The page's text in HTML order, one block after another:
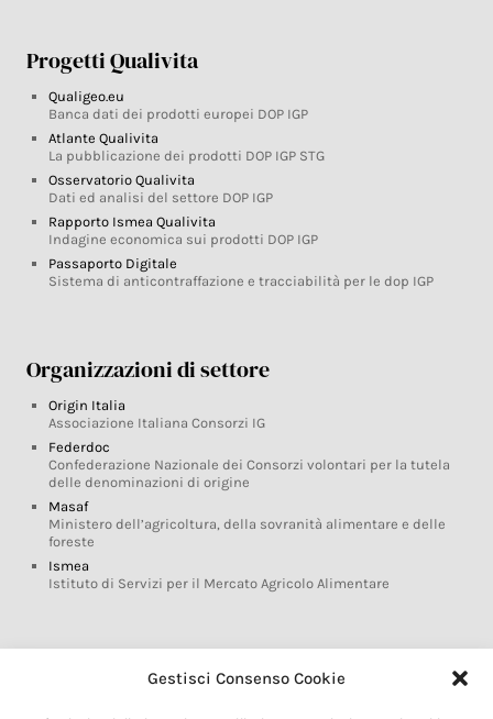
Gestisci Consenso Cookie
Progetti Qualivita
Qualigeo.eu
Banca dati dei prodotti europei DOP IGP
Atlante Qualivita
La pubblicazione dei prodotti DOP IGP STG
Osservatorio Qualivita
Dati ed analisi del settore DOP IGP
Rapporto Ismea Qualivita
Indagine economica sui prodotti DOP IGP
Passaporto Digitale
Sistema di anticontraffazione e tracciabilità per le dop IGP
Organizzazioni di settore
Origin Italia
Associazione Italiana Consorzi IG
Federdoc
Confederazione Nazionale dei Consorzi volontari per la tutela
delle denominazioni di origine
Masaf
Ministero dell’agricoltura, della sovranità alimentare e delle
foreste
Ismea
Istituto di Servizi per il Mercato Agricolo Alimentare
Glossario DOP IGP